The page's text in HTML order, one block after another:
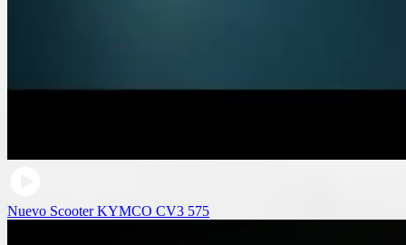
Nuevo Scooter KYMCO CV3 575